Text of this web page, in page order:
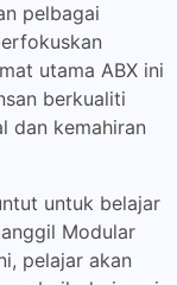
pelbagai
utama ABX ini
berkualiti
dan kemahiran
untuk belajar
Modular
pelajar akan